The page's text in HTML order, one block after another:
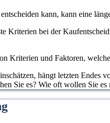
kann, kann eine
Kriterien bei der
Kriterien und Faktoren,
hängt letzten Endes
Sie es? Wie oft wollen Sie